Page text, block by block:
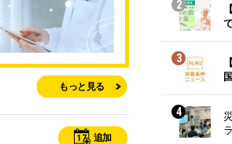
もっと見る
17 追加
2
3
4